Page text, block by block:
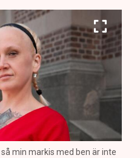
min markis med ben är inte